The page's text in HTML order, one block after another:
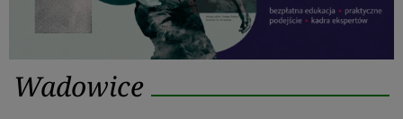
Wadowice
Wadowice